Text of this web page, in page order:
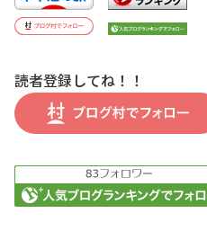
読者登録してね！！